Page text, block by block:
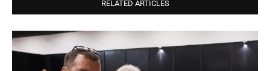
RELATED ARTICLES